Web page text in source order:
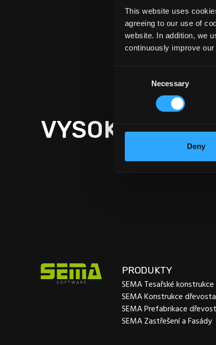
This website uses
agreeing to our use of
website. In addition, we
continuously improve
Necessary
Deny
PRODUKTY
SEMA Tesařské konstrukce
SEMA Konstrukce
SEMA Prefabrikace
SEMA Zastřešení a Fasády